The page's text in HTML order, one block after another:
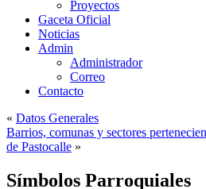
Proyectos
Gaceta Oficial
Noticias
Admin
Administrador
Correo
Contacto
« Datos Generales
Barrios, comunas y sectores
de Pastocalle »
Símbolos Parroquiales